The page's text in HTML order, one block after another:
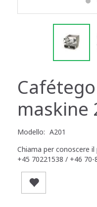
maskine
Modello: A201
Chiama per conoscere il
+45 70221538 / +46 70-